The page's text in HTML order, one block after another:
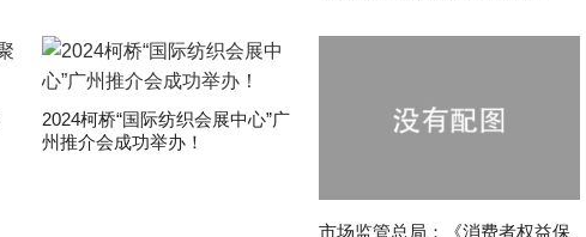
2024柯桥“国际纺织会展中心”广
州推介会成功举办！
市场监管总局：《消费者权益保